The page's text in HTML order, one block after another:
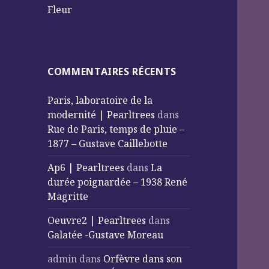
Fleur
COMMENTAIRES RÉCENTS
Paris, laboratoire de la
modernité | Pearltrees dans
Rue de Paris, temps de pluie –
1877 – Gustave Caillebotte
Ap6 | Pearltrees dansLa
durée poignardée – 1938 René
Magritte
Oeuvre2 | Pearltrees dans
Galatée -Gustave Moreau
admin dans Orfèvre dans son